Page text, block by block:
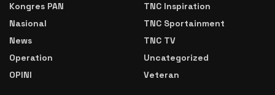
Kongres PAN
Nasional
News
Operation
OPINI
TNC Inspiration
TNC Sportainment
TNC TV
Uncategorized
Veteran